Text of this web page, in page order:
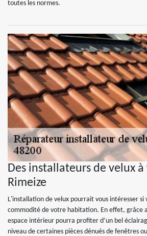
toutes les normes.
Des installateurs de velux à
Rimeize
L'installation de velux pourrait vous intéresser si
commodité de votre habitation. En effet, grâce
espace intérieur pourra profiter d’un bel
niveau de certaines pièces dénués de fenêtres